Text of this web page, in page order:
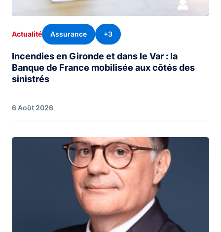
Actualité Assurance +3
Incendies en Gironde et dans le Var : la
Banque de France mobilisée aux côtés des
sinistrés
6 Août 2026
Image